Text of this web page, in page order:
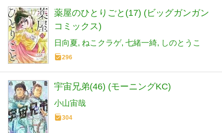
薬屋のひとりごと(17) (ビッグガンガン
コミックス)
日向夏 ねこクラゲ 七緒一綺 しのとうこ
296
宇宙兄弟(46) (モーニングKC)
小山宙哉
304